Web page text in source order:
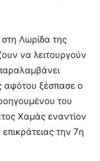
Λωρίδα της
να λειτουργούν
αφότου ξέσπασε ο
του
Χαμάς εναντίον
την 7η